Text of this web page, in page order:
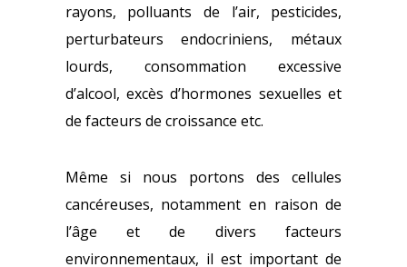
rayons, polluants de l’air, pesticides,
perturbateurs endocriniens, métaux
lourds, consommation excessive
d’alcool, excès d’hormones sexuelles et
de facteurs de croissance etc.
Même si nous portons des cellules
cancéreuses, notamment en raison de
l’âge et de divers facteurs
environnementaux, il est important de